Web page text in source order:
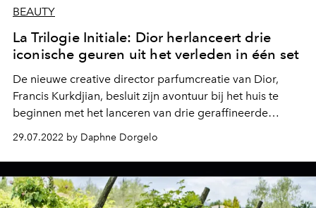
BEAUTY
La Trilogie Initiale: Dior herlanceert drie
iconische geuren uit het verleden in één set
De nieuwe creative director parfumcreatie van Dior,
Francis Kurkdjian, besluit zijn avontuur bij het huis te
beginnen met het lanceren van drie geraffineerde
parfums uit de Private Collection. Een sublieme aftrap,
als je het ons vraagt!
29.07.2022 by Daphne Dorgelo